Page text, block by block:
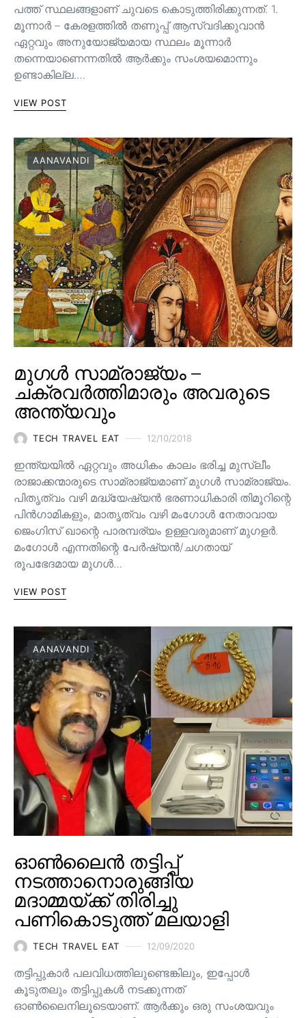
പത്ത് സ്ഥലങ്ങളാണ് ചുവടെ കൊടുത്തിരിക്കുന്നത്. 1.
മൂന്നാർ – കേരളത്തിൽ തണുപ്പ് ആസ്വദിക്കുവാൻ
ഏറ്റവും അനുയോജ്യമായ സ്ഥലം മൂന്നാർ
തന്നെയാണെന്നതിൽ ആർക്കും സംശയമൊന്നും
ഉണ്ടാകില്ല.…
VIEW POST
AANAVANDI
മുഗൾ സാമ്രാജ്യം –
ചക്രവർത്തിമാരും അവരുടെ
അന്ത്യവും
TECH TRAVEL EAT 12/10/2018
ഇന്ത്യയിൽ ഏറ്റവും അധികം കാലം ഭരിച്ച മുസ്ലീം
രാജാക്കന്മാരുടെ സാമ്രാജ്യമാണ് മുഗൾ സാമ്രാജ്യം.
പിതൃത്വം വഴി മദ്ധ്യേഷ്യൻ ഭരണാധികാരി തിമൂറിന്റെ
പിൻ‌ഗാമികളും, മാതൃത്വം വഴി മംഗോൾ നേതാവായ
ജെംഗിസ് ഖാന്റെ പാരമ്പര്യം ഉള്ളവരുമാണ്‌ മുഗളർ.
മംഗോൾ എന്നതിന്റെ പേർഷ്യൻ/ചഗതായ്
രൂപഭേദമായ മുഗൾ…
VIEW POST
AANAVANDI
ഓൺലൈൻ തട്ടിപ്പ്
നടത്താനൊരുങ്ങിയ
മദാമ്മയ്ക്ക് തിരിച്ചു
പണികൊടുത്ത് മലയാളി
TECH TRAVEL EAT 12/09/2020
തട്ടിപ്പുകാർ പലവിധത്തിലുണ്ടെങ്കിലും, ഇപ്പോൾ
കൂടുതലും തട്ടിപ്പുകൾ നടക്കുന്നത്
ഓൺലൈനിലൂടെയാണ്. ആർക്കും ഒരു സംശയവും